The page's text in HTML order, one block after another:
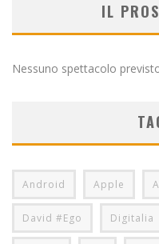
IL
Nessuno spettacolo
Android Apple
David #Ego Digitalia